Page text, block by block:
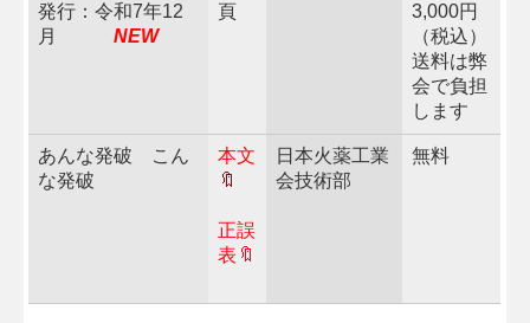
発行：令和7年12
月NEW
頁
3,000円
（税込）
送料は弊
会で負担
します
あんな発破 こん
な発破
本文
🔖
正誤
表 🔖
日本火薬工業
会技術部
無料